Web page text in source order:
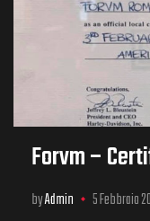
Forvm –
byAdmin 5 Febbraio